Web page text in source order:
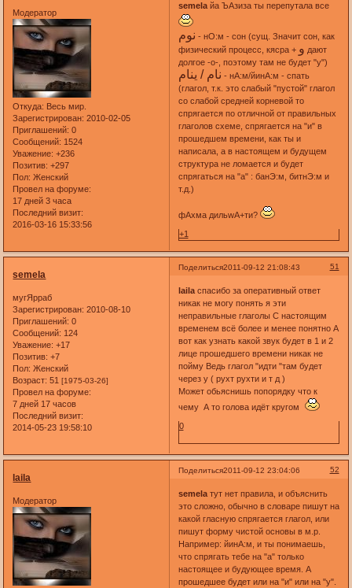
Модератор
Откуда: Весь мир.
Зарегистрирован: 2010-02-05
Приглашений: 0
Сообщений: 1524
Уважение: +236
Позитив: +297
Пол: Женский
Провел на форуме:
17 дней 3 часа
Последний визит:
2016-03-16 15:33:56
semelaйа ЪАзиза ты перепутала все
نوم - нО:м - сон (сущ. Значит сон, как
физический процесс, кясра + و дают
долгое -о-, поэтому там не будет "у")
نام / ينام - нА:м/йинА:м - спать
(глагол, т.к. это слабый "пустой" глагол
со слабой средней корневой то
спрягается по отличной от правильных
глаголов схеме, спрягается на "и" в
прошедшем времени, как ты и
написала, а в настоящем и будущем
структура не ломается и будет
спрягаться на "а" : банЭ:м, битнЭ:м и
т.д.)
фАхма дильwА+ти?
+1
Поделиться 51
2011-09-12 21:08:43
semela
мугЯрраб
Зарегистрирован: 2010-08-10
Приглашений: 0
Сообщений: 124
Уважение: +17
Позитив: +7
Пол: Женский
Возраст: 51[1975-03-26]
Провел на форуме:
7 дней 17 часов
Последний визит:
2014-05-23 19:58:10
laila спасибо за оперативный ответ
никак не могу понять я эти
неправильные глаголы С настоящим
временем всё более и менее понятно А
вот как узнать какой звук будет в 1 и 2
лице прошедшего времени никак не
пойму Ведь глагол "идти "там будет
через у ( рухт рухти и т д )
Может обьяснишь попорядку что к
чему А то голова идёт кругом
0
Поделиться 52
2011-09-12 23:04:06
laila
Модератор
semelaтут нет правила, и объяснить
это сложно, обычно в словаре пишут на
какой гласную спрягается глагол, или
пишут форму чистой основы в м.р.
Например: йинА:м, и ты понимаешь,
что спрягать тебе на "а" только
настоящее и будующее время. А
прошедшее будет или на "и" или на "у".